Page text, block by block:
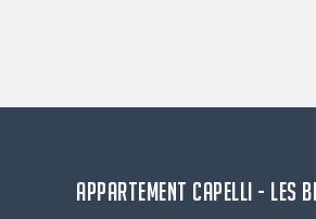
APPARTEMENT CAPELLI - LES